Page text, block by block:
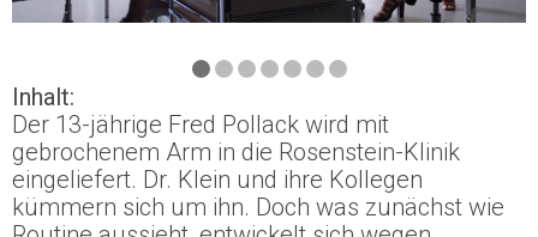
Inhalt:
Der 13-jährige Fred Pollack wird mit
gebrochenem Arm in die Rosenstein-Klinik
eingeliefert. Dr. Klein und ihre Kollegen
kümmern sich um ihn. Doch was zunächst wie